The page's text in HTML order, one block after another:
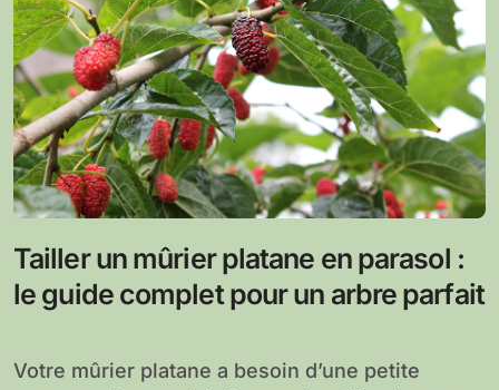
Tailler un mûrier platane en parasol :
le guide complet pour un arbre parfait
Votre mûrier platane a besoin d’une petite